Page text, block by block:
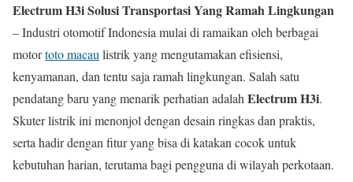
Electrum H3i Solusi Transportasi Yang Ramah Lingkungan
– Industri otomotif Indonesia mulai di ramaikan oleh berbagai
motortoto macau listrik yang mengutamakan efisiensi,
kenyamanan, dan tentu saja ramah lingkungan. Salah satu
pendatang baru yang menarik perhatian adalah Electrum H3i.
Skuter listrik ini menonjol dengan desain ringkas dan praktis,
serta hadir dengan fitur yang bisa di katakan cocok untuk
kebutuhan harian, terutama bagi pengguna di wilayah perkotaan.